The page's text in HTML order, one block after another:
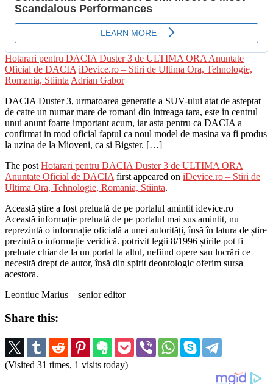
Hotarari pentru DACIA Duster 3 de ULTIMA ORA Anuntate
Oficial de DACIA iDevice.ro – Stiri de Ultima Ora, Tehnologie,
Romania, Stiinta Adrian Gabor
DACIA Duster 3, urmatoarea generatie a SUV-ului atat de asteptat
de catre un numar mare de romani din intreaga tara, este in centrul
unui anunt foarte important acum, iar asta pentru ca DACIA a
confirmat in mod oficial faptul ca noul model de masina va fi produs
la uzina de la Mioveni, ca si Bigster. […]
The post Hotarari pentru DACIA Duster 3 de ULTIMA ORA
Anuntate Oficial de DACIA first appeared on iDevice.ro – Stiri de
Ultima Ora, Tehnologie, Romania, Stiinta.
Această știre a fost preluată de pe portalul amintit idevice.ro
Această informație preluată de pe portalul mai sus amintit, nu
reprezintă o informație oficială a unei autorități, însă în latura de știre
prezintă o informație veridică. potrivit legii 8/1996 știrile pot fi
preluate chiar de la un portal la altul, nefiind opere sau lucrări ce
necesită drept de autor, însă din spirit deontologic oferim sursa
acestora.
Leontiuc Marius – senior editor
Share this:
(Visited 31 times, 1 visits today)